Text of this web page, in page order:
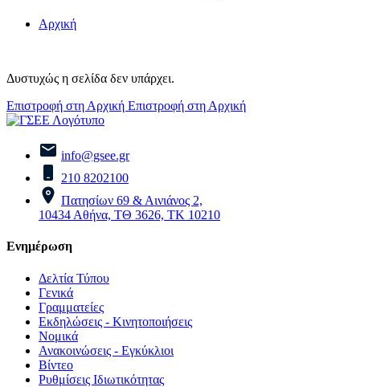
Αρχική
Δυστυχώς η σελίδα δεν υπάρχει.
Επιστροφή στη Αρχική Επιστροφή στη Αρχική
info@gsee.gr
210 8202100
Πατησίων 69 & Αινιάνος 2,
10434 Αθήνα, ΤΘ 3626, ΤΚ 10210
Ενημέρωση
Δελτία Τύπου
Γενικά
Γραμματείες
Εκδηλώσεις - Κινητοποιήσεις
Νομικά
Ανακοινώσεις - Εγκύκλιοι
Βίντεο
Ρυθμίσεις Ιδιωτικότητας